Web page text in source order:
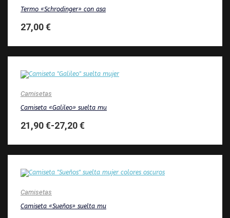
Termo «Schrodinger» con asa
27,00€
Camisetas
Camiseta «Galileo» suelta mu
21,90€-27,20€
Camisetas
Camiseta «Sueños» suelta mu